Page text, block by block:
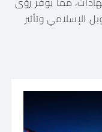
الإسلامي وتأثير